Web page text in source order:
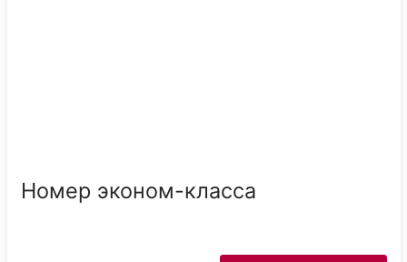
Номер эконом-класса